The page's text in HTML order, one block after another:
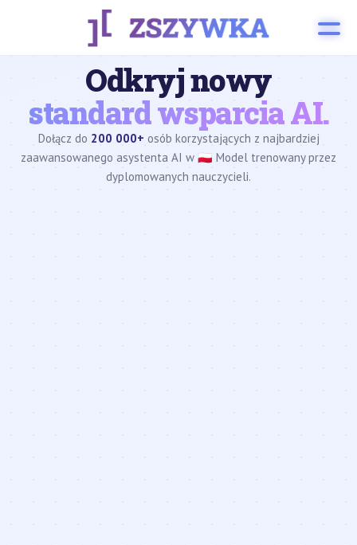
Odkryj nowy
standard wsparcia AI.
Dołącz do 200 000+ osób korzystających z najbardziej
zaawansowanego asystenta AI w 🇵🇱 Model trenowany przez
dyplomowanych nauczycieli.